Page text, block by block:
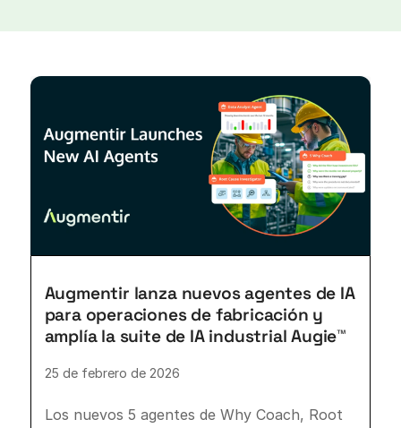
Augmentir lanza nuevos agentes de IA
para operaciones de fabricación y
amplía la suite de IA industrial Augie™
25 de febrero de 2026
Los nuevos 5 agentes de Why Coach, Root